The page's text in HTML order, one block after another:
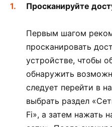
Просканируйте
Первым шагом
просканировать
устройстве, чтобы
обнаружить
следует перейти в
выбрать раздел
Fi», а затем нажать